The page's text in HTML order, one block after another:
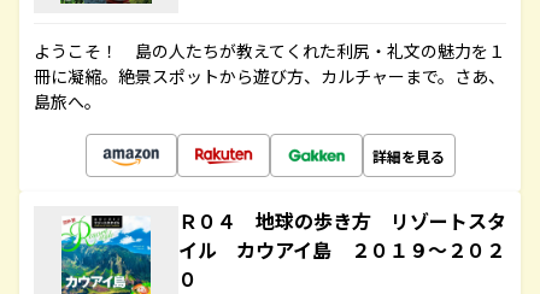
ようこそ！ 島の人たちが教えてくれた利尻・礼文の魅力を１
冊に凝縮。絶景スポットから遊び方、カルチャーまで。さあ、
島旅へ。
詳細を見る
Ｒ０４ 地球の歩き方 リゾートスタ
イル カウアイ島 ２０１９～２０２
０